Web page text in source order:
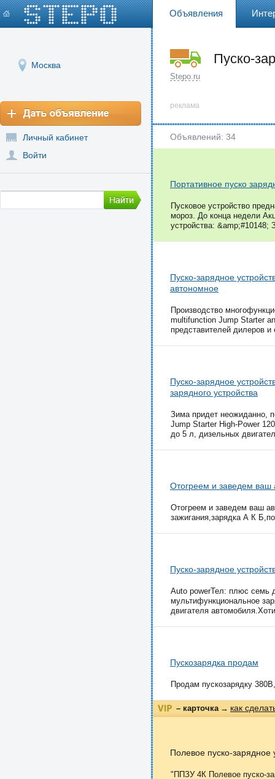
Объявления
Москва
Личный кабинет
Войти
Пуско-
Stepo.ru
реклама
Объявлений: 34
Портативное пуско
Пусковое устройство
мороз. До конца недели
устройства: &amp;#10148;
Пуско-зарядное
автономное
Производство
multifunction Jump Starter
представителей дилеров и
Пуско-зарядное
зарядного устройства
Зима придет неожиданно,
Jump Starter High-Power
до 5 л, дизельных
Отогреем и заведем ваш
Отогреем и заведем ваш
зажигания,зарядка А К
Пуско-зарядное
Auto powerТел: плюс семь
мультифункциональное
двигателя
Пускозарядка продам
Продам пускозарядку
– карточка → как
Полевое пуско-зарядное
"ППЗУ 4К Полевое пуско-